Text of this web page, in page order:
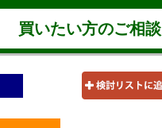
買いたい方のご相談